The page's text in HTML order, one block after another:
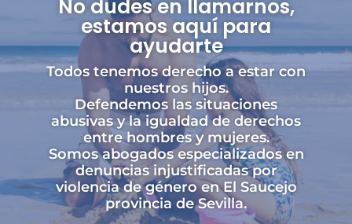
No dudes en llamarnos,
estamos aquí para
ayudarte
Todos tenemos derecho a estar con
nuestros hijos.
Defendemos las situaciones
abusivas y la igualdad de derechos
entre hombres y mujeres.
Somos abogados especializados en
denuncias injustificadas por
violencia de género en El Saucejo
provincia de Sevilla.